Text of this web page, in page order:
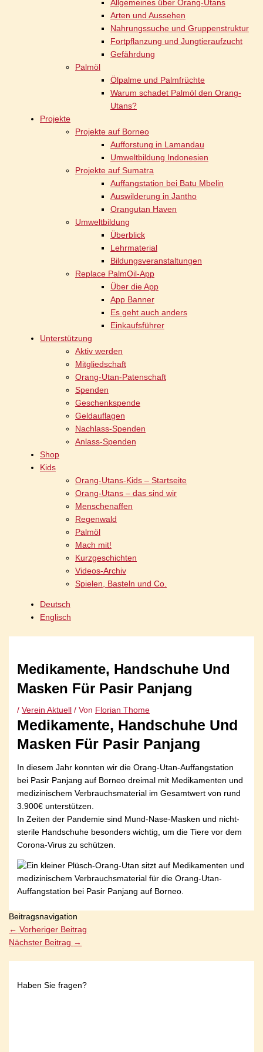
Allgemeines über Orang-Utans
Arten und Aussehen
Nahrungssuche und Gruppenstruktur
Fortpflanzung und Jungtieraufzucht
Gefährdung
Palmöl
Ölpalme und Palmfrüchte
Warum schadet Palmöl den Orang-
Utans?
Projekte
Projekte auf Borneo
Aufforstung in Lamandau
Umweltbildung Indonesien
Projekte auf Sumatra
Auffangstation bei Batu Mbelin
Auswilderung in Jantho
Orangutan Haven
Umweltbildung
Überblick
Lehrmaterial
Bildungsveranstaltungen
Replace PalmOil-App
Über die App
App Banner
Es geht auch anders
Einkaufsführer
Unterstützung
Aktiv werden
Mitgliedschaft
Orang-Utan-Patenschaft
Spenden
Geschenkspende
Geldauflagen
Nachlass-Spenden
Anlass-Spenden
Shop
Kids
Orang-Utans-Kids – Startseite
Orang-Utans – das sind wir
Menschenaffen
Regenwald
Palmöl
Mach mit!
Kurzgeschichten
Videos-Archiv
Spielen, Basteln und Co.
Deutsch
Englisch
Medikamente, Handschuhe Und
Masken Für Pasir Panjang
/Verein Aktuell / Von Florian Thome
Medikamente, Handschuhe Und
Masken Für Pasir Panjang
In diesem Jahr konnten wir die Orang-Utan-Auffangstation
bei Pasir Panjang auf Borneo dreimal mit Medikamenten und
medizinischem Verbrauchsmaterial im Gesamtwert von rund
3.900€ unterstützen.
In Zeiten der Pandemie sind Mund-Nase-Masken und nicht-
sterile Handschuhe besonders wichtig, um die Tiere vor dem
Corona-Virus zu schützen.
Beitragsnavigation
← Vorheriger Beitrag
Nächster Beitrag →
Haben Sie fragen?